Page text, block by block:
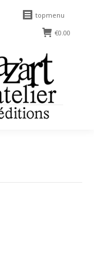
topmenu
€0.00